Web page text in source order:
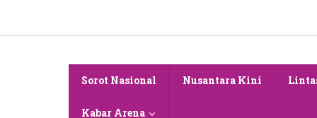
konten
Sorot Nasional Nusantara Kini
Kabar Arena